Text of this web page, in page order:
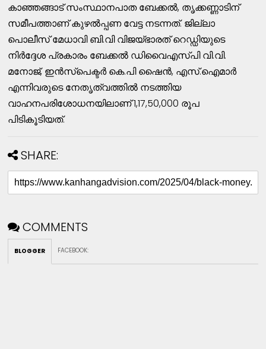
കാഞ്ഞങ്ങാട് സംസ്ഥാനപാത ബേക്കല്‍, തൃക്കണ്ണാടിന്
സമീപത്താണ് കുഴല്‍പ്പണ വേട്ട നടന്നത്. ജില്ലാ
പൊലീസ് മേധാവി ബി.വി വിജയ്ഭാരത് റെഡ്ഡിയുടെ
നിര്‍ദ്ദേശ പ്രകാരം ബേക്കല്‍ ഡിവൈഎസ്പി വി.വി.
മനോജ്, ഇന്‍സ്‌പെക്ടര്‍ കെ.പി ഷൈന്‍, എസ്.ഐമാര്‍
എന്നിവരുടെ നേതൃത്വത്തില്‍ നടത്തിയ
വാഹനപരിശോധനയിലാണ് 1,17,50,000 രൂപ
പിടികൂടിയത്.
SHARE:
COMMENTS
BLOGGER FACEBOOK: